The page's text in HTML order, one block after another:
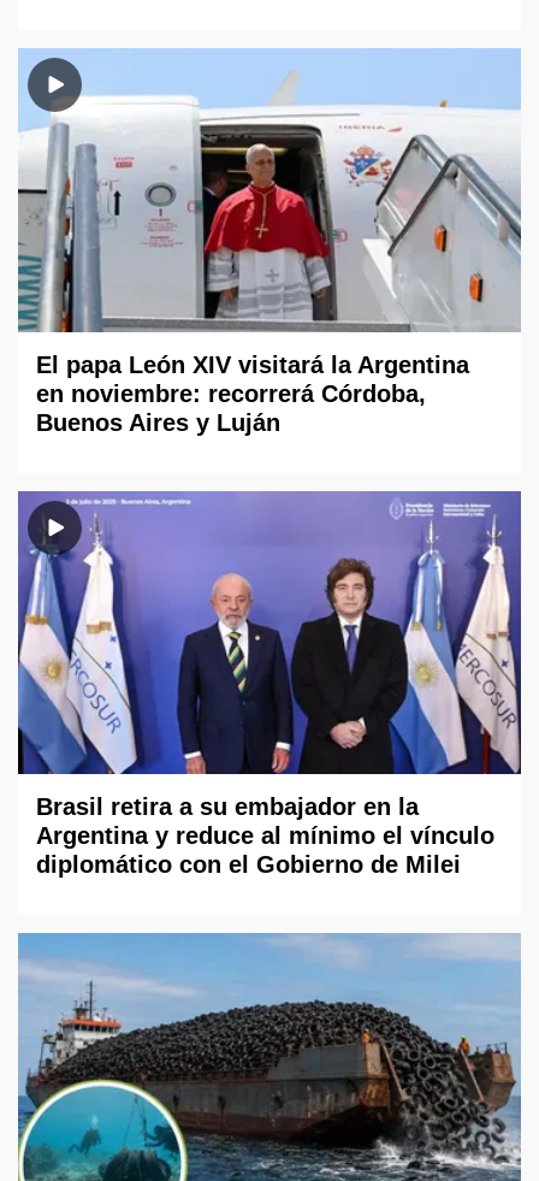
El papa León XIV visitará la Argentina
en noviembre: recorrerá Córdoba,
Buenos Aires y Luján
Brasil retira a su embajador en la
Argentina y reduce al mínimo el vínculo
diplomático con el Gobierno de Milei